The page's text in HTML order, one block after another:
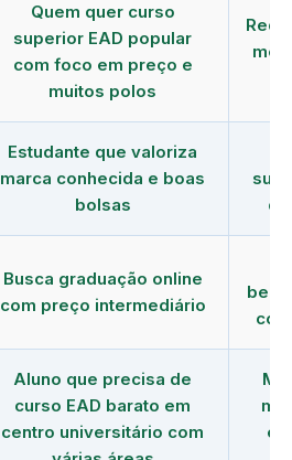
Quem quer curso
superior EAD popular
com foco em preço e
muitos polos
Estudante que valoriza
marca conhecida e boas
bolsas
Busca graduação online
com preço intermediário
Aluno que precisa de
curso EAD barato em
centro universitário com